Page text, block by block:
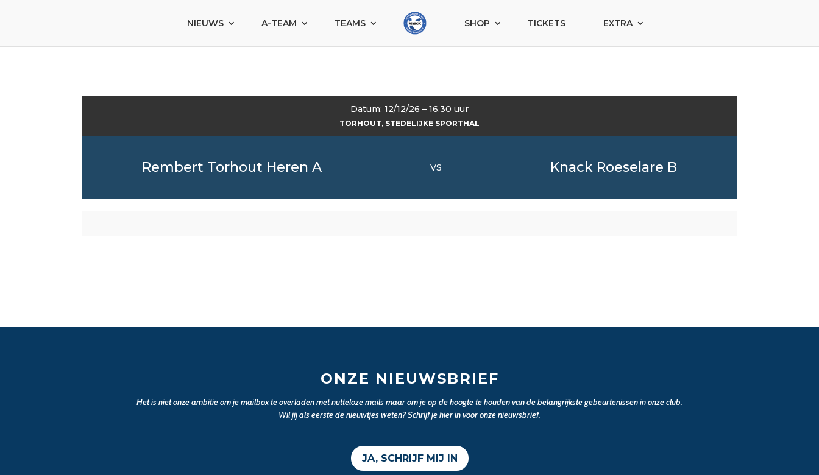
NIEUWS A-TEAM TEAMS SHOP TICKETS EXTRA
Datum: 12/12/26 – 16.30 uur
TORHOUT, STEDELIJKE SPORTHAL
Rembert Torhout Heren A VS Knack Roeselare B
ONZE NIEUWSBRIEF
Het is niet onze ambitie om je mailbox te overladen met nutteloze mails maar om je op de hoogte te houden van de belangrijkste gebeurtenissen in onze club.
Wil jij als eerste de nieuwtjes weten? Schrijf je hier in voor onze nieuwsbrief.
JA, SCHRIJF MIJ IN